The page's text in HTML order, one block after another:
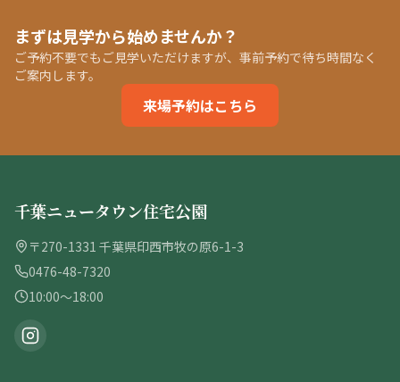
まずは見学から始めませんか？
ご予約不要でもご見学いただけますが、事前予約で待ち時間なく
ご案内します。
来場予約はこちら
千葉ニュータウン住宅公園
〒270-1331 千葉県印西市牧の原6-1-3
0476-48-7320
10:00〜18:00